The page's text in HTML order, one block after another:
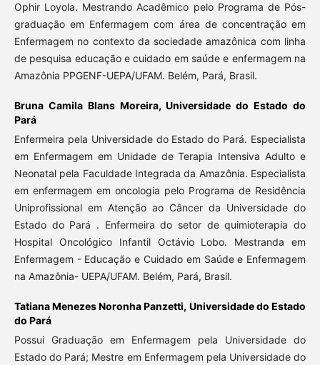
Ophir Loyola. Mestrando Acadêmico pelo Programa de Pós-
graduação em Enfermagem com área de concentração em
Enfermagem no contexto da sociedade amazônica com linha
de pesquisa educação e cuidado em saúde e enfermagem na
Amazônia PPGENF-UEPA/UFAM. Belém, Pará, Brasil.
Bruna Camila Blans Moreira,Universidade do Estado do
Pará
Enfermeira pela Universidade do Estado do Pará. Especialista
em Enfermagem em Unidade de Terapia Intensiva Adulto e
Neonatal pela Faculdade Integrada da Amazônia. Especialista
em enfermagem em oncologia pelo Programa de Residência
Uniprofissional em Atenção ao Câncer da Universidade do
Estado do Pará . Enfermeira do setor de quimioterapia do
Hospital Oncológico Infantil Octávio Lobo. Mestranda em
Enfermagem - Educação e Cuidado em Saúde e Enfermagem
na Amazônia- UEPA/UFAM. Belém, Pará, Brasil.
Tatiana Menezes Noronha Panzetti, Universidade do Estado
do Pará
Possui Graduação em Enfermagem pela Universidade do
Estado do Pará; Mestre em Enfermagem pela Universidade do